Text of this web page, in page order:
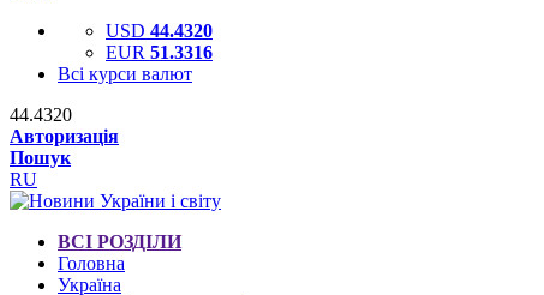
USD 44.4320
EUR 51.3316
Всі курси валют
44.4320
Авторизація
Пошук
RU
ВСІ РОЗДІЛИ
Головна
Україна